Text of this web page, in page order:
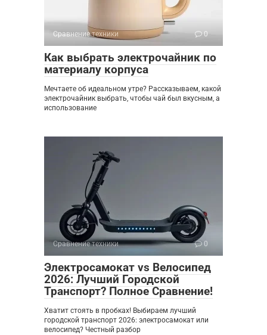
Сравнение техники 0
Как выбрать электрочайник по
материалу корпуса
Мечтаете об идеальном утре? Рассказываем, какой
электрочайник выбрать, чтобы чай был вкусным, а
использование
Сравнение техники 0
Электросамокат vs Велосипед
2026: Лучший Городской
Транспорт? Полное Сравнение!
Хватит стоять в пробках! Выбираем лучший
городской транспорт 2026: электросамокат или
велосипед? Честный разбор